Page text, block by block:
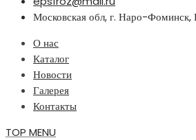
содержимому
Московская обл, г. Наро-Фоминск,
О нас
Каталог
Новости
Галерея
Контакты
TOP MENU